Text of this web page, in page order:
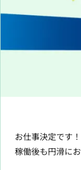
お仕事決定です！
稼働後も円滑に